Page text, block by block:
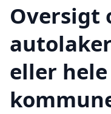
Oversigt
eller